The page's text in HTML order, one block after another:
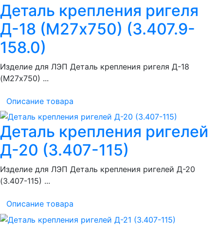
Деталь крепления ригеля
Д-18 (М27х750) (3.407.9-
158.0)
Изделие для ЛЭП Деталь крепления ригеля Д-18
(М27х750) ...
Описание товара
Деталь крепления ригелей
Д-20 (3.407-115)
Изделие для ЛЭП Деталь крепления ригелей Д-20
(3.407-115) ...
Описание товара